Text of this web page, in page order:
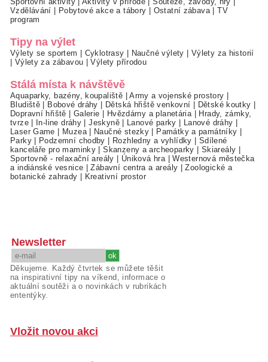
Vzdělávání
Pobytové akce a tábory Ostatní zábava|TV
program
Tipy na výlet
Výlety se sportem Cyklotrasy Naučné výlety
Výlety za historií
Výlety za zábavou |Výlety přírodou
Stálá místa k návštěvě
Aquaparky, bazény, koupaliště |Army a vojenské prostory
Bludiště
Bobové dráhy Dětská hřiště venkovní Dětské koutky
Dopravní hřiště
Galerie Hvězdárny a planetária|
Hrady, zámky,
tvrze| In-line dráhy |Jeskyně| Lanové parky Lanové dráhy
Laser Game
Muzea| Naučné stezky Památky a památníky
Parky| Podzemní chodby Rozhledny a vyhlídky
Sdílené
kanceláře pro maminky |Skanzeny a archeoparky Skiareály
Sportovně - relaxační areály
Úniková hra|Westernová městečka
a indiánské vesnice |Zábavní centra a areály |Zoologické a
botanické zahrady
Kreativní prostor
Newsletter
Děkujeme. Každý čtvrtek se můžete těšit
na inspirativní tipy na víkend, informace o
aktuální soutěži a o novinkách v rubrikách
ententýky.
Vložit novou akci